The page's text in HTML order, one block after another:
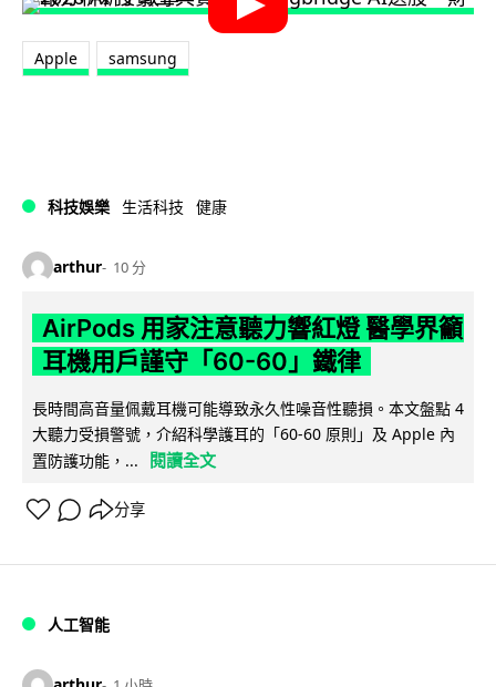
Apple samsung
科技娛樂 生活科技 健康
arthur 10 分
AirPods 用家注意聽力響紅燈 醫學界籲
耳機用戶謹守「60-60」鐵律
長時間高音量佩戴耳機可能導致永久性噪音性聽損。本文盤點 4
大聽力受損警號，介紹科學護耳的「60-60 原則」及 Apple 內
置防護功能，...
閱讀全文
分享
人工智能